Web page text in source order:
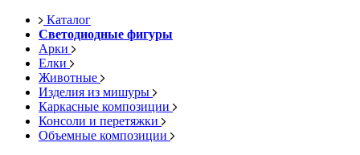
Каталог
Светодиодные фигуры
Арки
Елки
Животные
Изделия из мишуры
Каркасные композиции
Консоли и перетяжки
Объемные композиции